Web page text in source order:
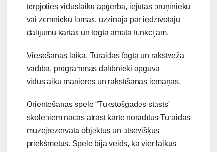
tērpjoties viduslaiku apģērbā, iejutās bruņinieku
vai zemnieku lomās, uzzināja par iedzīvotāju
dalījumu kārtās un fogta amata funkcijām.
Viesošanās laikā, Turaidas fogta un rakstveža
vadībā, programmas dalībnieki apguva
viduslaiku manieres un rakstīšanas iemaņas.
Orientēšanās spēlē “Tūkstošgades stāsts”
skolēniem nācās atrast kartē norādītus Turaidas
muzejrezervāta objektus un atsevišķus
priekšmetus. Spēle bija veids, kā vienlaikus